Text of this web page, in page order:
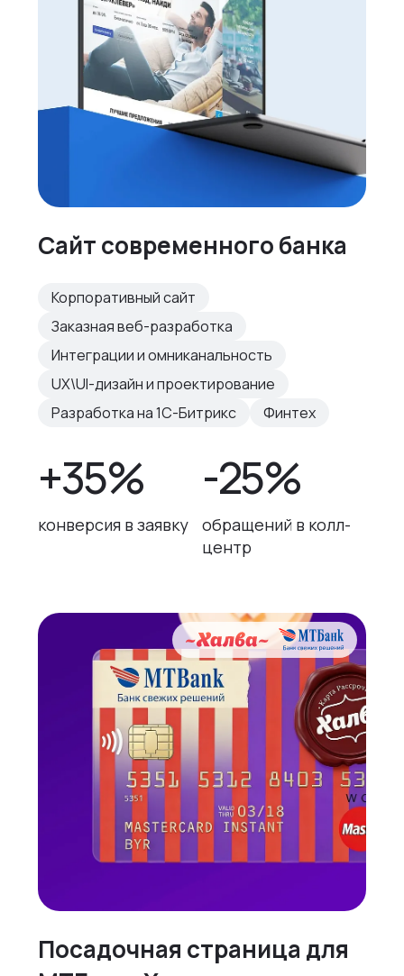
Сайт современного банка
Корпоративный сайт
Заказная веб-разработка
Интеграции и омниканальность
UX\UI-дизайн и проектирование
Разработка на 1С-Битрикс
Финтех
+35%
конверсия в заявку
-25%
обращений в колл-
центр
Посадочная страница для